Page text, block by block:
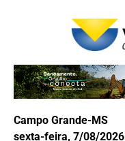
Campo Grande-MS
sexta-feira, 7/08/2026